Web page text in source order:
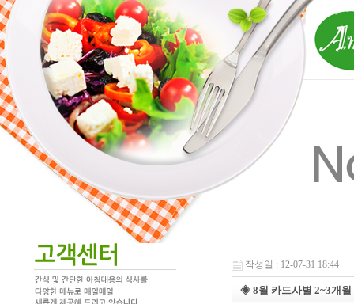
작성일 : 12-07-31 18:44
◈ 8월 카드사별 2~3개